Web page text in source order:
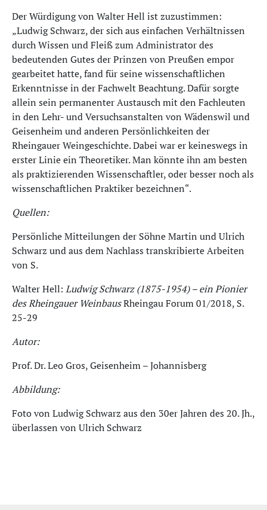
Der Würdigung von Walter Hell ist zuzustimmen:
„Ludwig Schwarz, der sich aus einfachen Verhältnissen
durch Wissen und Fleiß zum Administrator des
bedeutenden Gutes der Prinzen von Preußen empor
gearbeitet hatte, fand für seine wissenschaftlichen
Erkenntnisse in der Fachwelt Beachtung. Dafür sorgte
allein sein permanenter Austausch mit den Fachleuten
in den Lehr- und Versuchsanstalten von Wädenswil und
Geisenheim und anderen Persönlichkeiten der
Rheingauer Weingeschichte. Dabei war er keineswegs in
erster Linie ein Theoretiker. Man könnte ihn am besten
als praktizierenden Wissenschaftler, oder besser noch als
wissenschaftlichen Praktiker bezeichnen“.
Quellen:
Persönliche Mitteilungen der Söhne Martin und Ulrich
Schwarz und aus dem Nachlass transkribierte Arbeiten
von S.
Walter Hell: Ludwig Schwarz (1875-1954) – ein Pionier
des Rheingauer WeinbausRheingau Forum 01/2018, S.
25-29
Autor:
Prof. Dr. Leo Gros, Geisenheim – Johannisberg
Abbildung:
Foto von Ludwig Schwarz aus den 30er Jahren des 20. Jh.,
überlassen von Ulrich Schwarz